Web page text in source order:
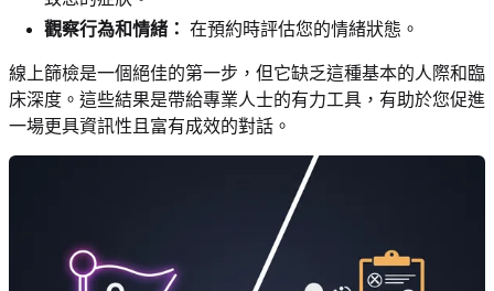
觀察行為和情緒： 在預約時評估您的情緒狀態。
線上篩檢是一個絕佳的第一步，但它缺乏這種基本的人際和臨
床深度。這些結果是帶給專業人士的有力工具，有助於您促進
一場更具資訊性且富有成效的對話。